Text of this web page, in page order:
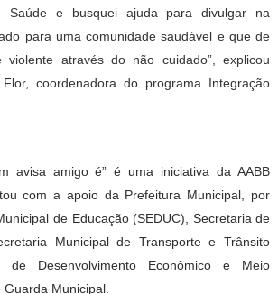
Saúde e busquei ajuda para divulgar na
para uma comunidade saudável e que de
através do não cuidado”, explicou
coordenadora do programa Integração
avisa amigo é” é uma iniciativa da AABB
com a apoio da Prefeitura Municipal, por
de Educação (SEDUC), Secretaria de
Municipal de Transporte e Trânsito
de Desenvolvimento Econômico e Meio
Municipal.